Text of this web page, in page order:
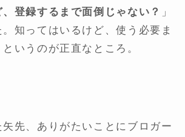
登録するまで面倒じゃない？
」
知ってはいるけど、使う必要ま
いうのが正直なところ。
先、ありがたいことにブロガー